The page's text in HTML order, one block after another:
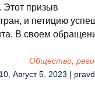
Этот призыв
и петицию
В своем
Общество,
Август 5, 2023 |